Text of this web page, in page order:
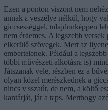
Ezen a ponton viszont nem
annak a veszélye nélkül, hogy
giccsességgel, tulajdonképpen
nem érdemes. A legszebb
elkerülő szövegek. Mert az
embertelenek. Például a
többi művészeti alkotásra is)
Játszanak vele, részben ez a
olyan közel merészkednek a
nincs visszaút, de nem, a költő
kantárját, jár a taps. Merthogy